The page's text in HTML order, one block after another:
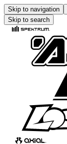
Skip to navigation
Skip to search